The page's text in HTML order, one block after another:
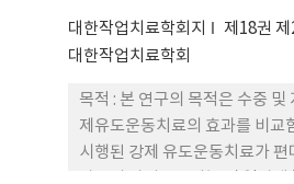
effective than
self upper extremity
the upper extremity
patients with chronic
는 각각 기초선과 비교 하여
점), 36.4%(4.4점에서 1.6점)
0.9점) 향상되었다. 시각되먹임
련은 42.9%(5.3점에서 2.3점),
점) 및 13.2%(3.6점에서 0.5점)
1, 2, 3의 바델지수는 각각 기
대한작업치료학회지 제18권
대한작업치료학회
목적 : 본 연구의 목적은 수중 및
제유도운동치료의 효과를 비교
시행된 강제 유도운동치료가 편